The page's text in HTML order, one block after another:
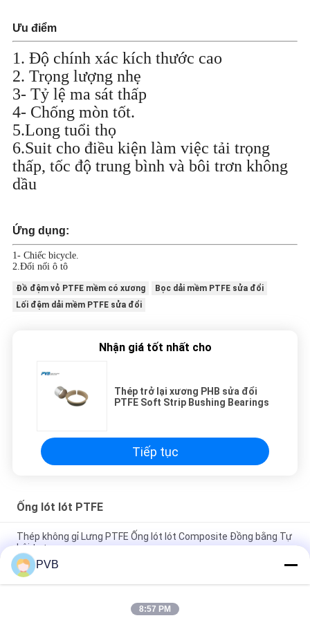
SƠ
ĐỒ
TRANG
WEB
PRIVACY
POLICY
Ưu điểm
1. Độ chính xác kích thước cao
2. Trọng lượng nhẹ
3- Tỷ lệ ma sát thấp
4- Chống mòn tốt.
5.Long tuổi thọ
6.Suit cho điều kiện làm việc tải trọng
thấp, tốc độ trung bình và bôi trơn không
dầu
Ứng dụng:
1- Chiếc bicycle.
2.Đối nối ô tô
Đồ đệm vỏ PTFE mềm có xương
Bọc dải mềm PTFE sửa đổi
Lối đệm dải mềm PTFE sửa đổi
Nhận giá tốt nhất cho
Thép trở lại xương PHB sửa đổi
PTFE Soft Strip Bushing Bearings
Tiếp tục
Ống lót lót PTFE
Thép không gỉ Lưng PTFE Ống lót lót Composite Đồng bằng Tự
bôi trơn
Ống lót bằng thép không gỉ PTFE phun hỗn hợp DIN 1494 Vòng
bi tay áo tự bôi trơn
Thép trở lại bằng thép PTFE lót Máy bơm bánh răng Hydrualic
PVB
8:57 PM